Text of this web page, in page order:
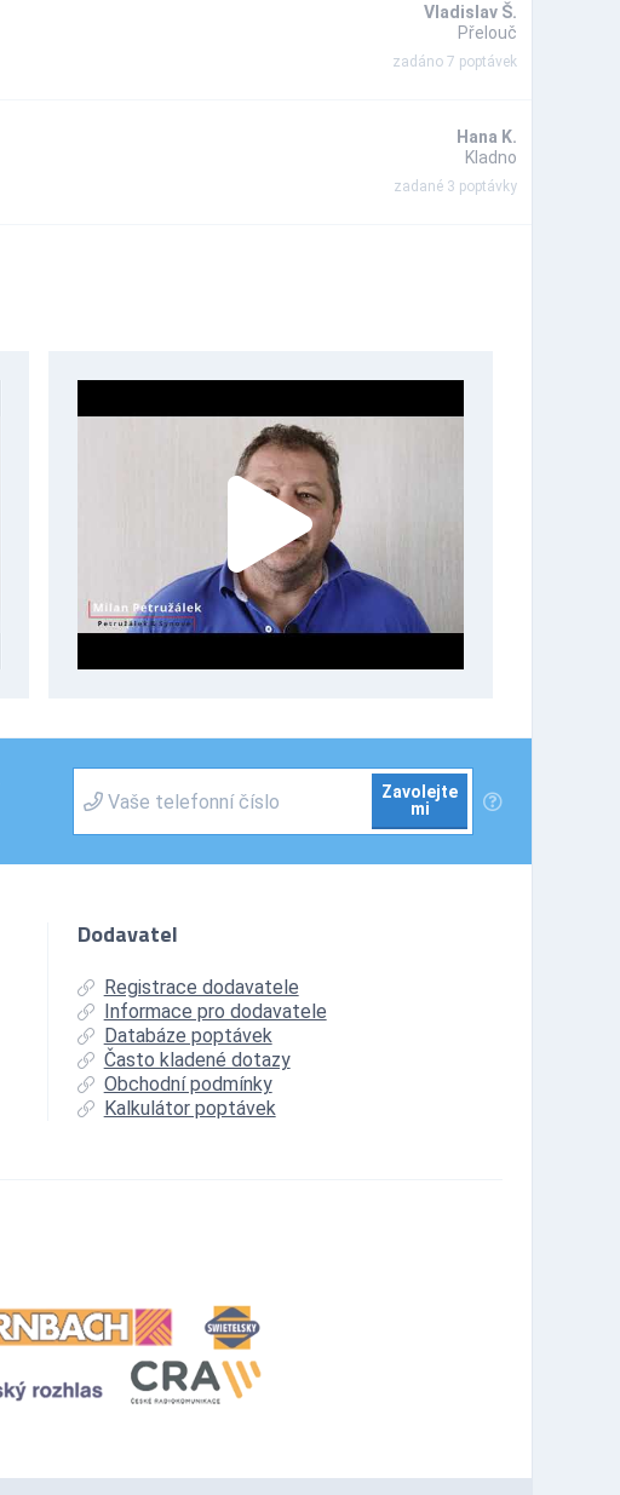
Vladislav Š.
Přelouč
zadáno 7 poptávek
Hana K.
Kladno
zadané 3 poptávky
Zavolejte
mi
Dodavatel
Registrace dodavatele
Informace pro dodavatele
Databáze poptávek
Často kladené dotazy
Obchodní podmínky
Kalkulátor poptávek